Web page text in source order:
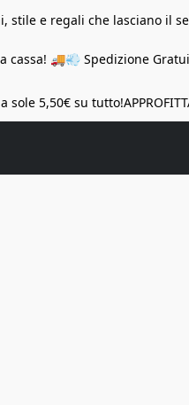
stile e regali che lasciano il
cassa! 🚚💨 Spedizione
sole 5,50€ su tutto!